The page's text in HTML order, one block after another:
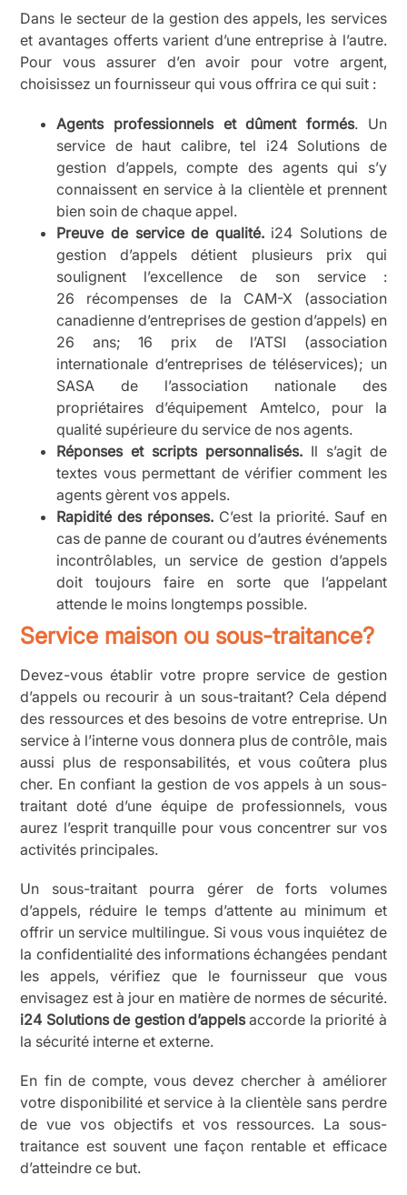
Dans le secteur de la gestion des appels, les services
et avantages offerts varient d’une entreprise à l’autre.
Pour vous assurer d’en avoir pour votre argent,
choisissez un fournisseur qui vous offrira ce qui suit :
Agents professionnels et dûment formés. Un
service de haut calibre, tel i24 Solutions de
gestion d’appels, compte des agents qui s’y
connaissent en service à la clientèle et prennent
bien soin de chaque appel.
Preuve de service de qualité.i24 Solutions de
gestion d’appels détient plusieurs prix qui
soulignent l’excellence de son service :
26 récompenses de la CAM-X (association
canadienne d’entreprises de gestion d’appels) en
26 ans; 16 prix de l’ATSI (association
internationale d’entreprises de téléservices); un
SASA de l’association nationale des
propriétaires d’équipement Amtelco, pour la
qualité supérieure du service de nos agents.
Réponses et scripts personnalisés. Il s’agit de
textes vous permettant de vérifier comment les
agents gèrent vos appels.
Rapidité des réponses. C’est la priorité. Sauf en
cas de panne de courant ou d’autres événements
incontrôlables, un service de gestion d’appels
doit toujours faire en sorte que l’appelant
attende le moins longtemps possible.
Service maison ou sous-traitance?
Devez-vous établir votre propre service de gestion
d’appels ou recourir à un sous-traitant? Cela dépend
des ressources et des besoins de votre entreprise. Un
service à l’interne vous donnera plus de contrôle, mais
aussi plus de responsabilités, et vous coûtera plus
cher. En confiant la gestion de vos appels à un sous-
traitant doté d’une équipe de professionnels, vous
aurez l’esprit tranquille pour vous concentrer sur vos
activités principales.
Un sous-traitant pourra gérer de forts volumes
d’appels, réduire le temps d’attente au minimum et
offrir un service multilingue. Si vous vous inquiétez de
la confidentialité des informations échangées pendant
les appels, vérifiez que le fournisseur que vous
envisagez est à jour en matière de normes de sécurité.
i24 Solutions de gestion d’appelsaccorde la priorité à
la sécurité interne et externe.
En fin de compte, vous devez chercher à améliorer
votre disponibilité et service à la clientèle sans perdre
de vue vos objectifs et vos ressources. La sous-
traitance est souvent une façon rentable et efficace
d’atteindre ce but.